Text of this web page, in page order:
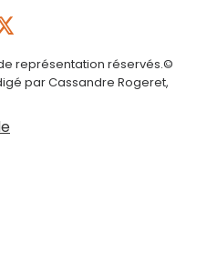
représentation réservés.©
par Cassandre Rogeret,